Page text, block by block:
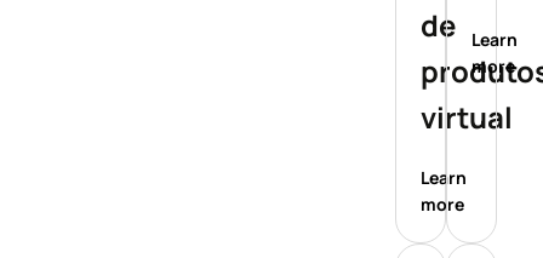
de
virtual
Learn
more
Learn
more